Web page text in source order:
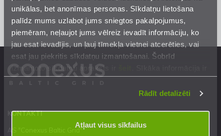
unikālas, bet anonīmas personas. Sīkdatņu lietošana
palīdz mums uzlabot jums sniegtos pakalpojumus,
piemēram, neļaujot jums vēlreiz ievadīt informāciju, ko
jau esat ievadījis, un ļauj tīmekļa vietnei atcerēties, vai
esat jau piekritis sīkdatņu izmantošanai. Šobrīd
izmantoto sīkdatņu apraksts ir
mūsuPrivātuma atrunā.
Rādīt detalizēti
Atļaut visus sīkfailus
KONTAKTI
AS "Conexus Baltic Grid"